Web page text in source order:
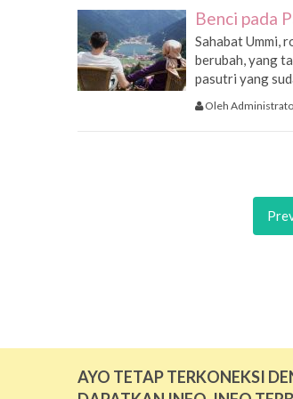
Benci pada
Sahabat Ummi,
berubah, yang
pasutri yang
Oleh
AYO TETAP TERKONEKSI